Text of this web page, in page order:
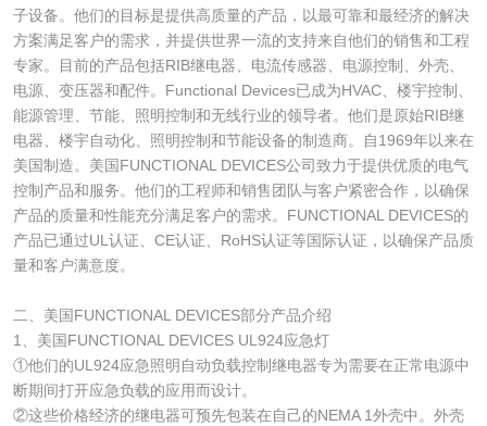
子设备。他们的目标是提供高质量的产品，以最可靠和最经济的解决
方案满足客户的需求，并提供世界一流的支持来自他们的销售和工程
专家。目前的产品包括RIB继电器、电流传感器、电源控制、外壳、
电源、变压器和配件。Functional Devices已成为HVAC、楼宇控制、
能源管理、节能、照明控制和无线行业的领导者。他们是原始RIB继
电器、楼宇自动化、照明控制和节能设备的制造商。自1969年以来在
美国制造。美国FUNCTIONAL DEVICES公司致力于提供优质的电气
控制产品和服务。他们的工程师和销售团队与客户紧密合作，以确保
产品的质量和性能充分满足客户的需求。FUNCTIONAL DEVICES的
产品已通过UL认证、CE认证、RoHS认证等国际认证，以确保产品质
量和客户满意度。
二、美国FUNCTIONAL DEVICES部分产品介绍
1、美国FUNCTIONAL DEVICES UL924应急灯
①他们的UL924应急照明自动负载控制继电器专为需要在正常电源中
断期间打开应急负载的应用而设计。
②这些价格经济的继电器可预先包装在自己的NEMA 1外壳中。外壳